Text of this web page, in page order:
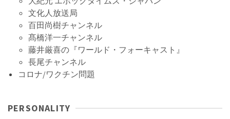
文化人放送局
百田尚樹チャンネル
髙橋洋一チャンネル
藤井厳喜の『ワールド・フォーキャスト』
長尾チャンネル
コロナ/ワクチン問題
PERSONALITY